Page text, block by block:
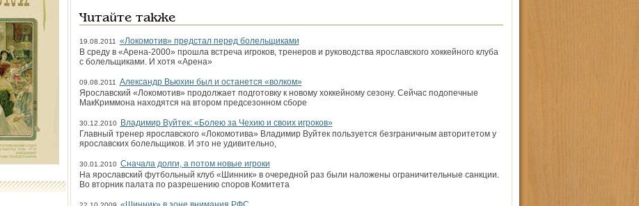
Читайте также
19.08.2011
«Локомотив» предстал перед болельщиками
В среду в «Арена-2000» прошла встреча игроков, тренеров и руководства ярославского хоккейного клуба
с болельщиками. И хотя «Арена»
09.08.2011
Александр Вьюхин был и останется «волком»
Ярославский «Локомотив» продолжает подготовку к новому хоккейному сезону. Сейчас подопечные
МакКриммона находятся на втором предсезонном сборе
30.12.2010
Владимир Вуйтек: «Болею за Чехию и своих игроков»
Главный тренер ярославского «Локомотива» Владимир Вуйтек пользуется безграничным авторитетом у
ярославских болельщиков. И это не удивительно,
30.01.2010 Сначала долги, а потом новые игроки
На ярославский футбольный клуб «Шинник» в очередной раз были наложены ограничительные санкции.
Во вторник палата по разрешению споров Комитета